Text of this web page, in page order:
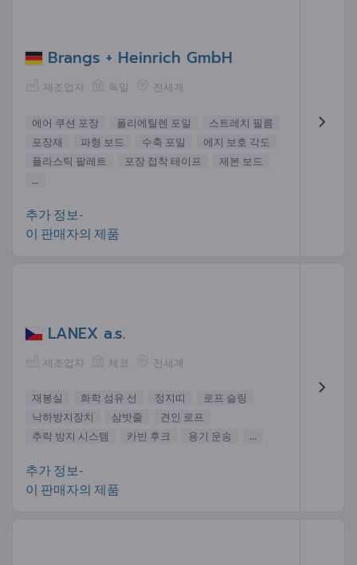
Brangs + Heinrich GmbH
제조업자 독일 전세계
에어 쿠션 포장 폴리에틸렌 포일
스트레치 필름
포장재
파형 보드 수축 포일
에지 보호 각도
플라스틱 팔레트
포장 접착 테이프
제본 보드
...
추가 정보-
이 판매자의 제품
LANEX a.s.
제조업자 체코 전세계
재봉실 화학 섬유 선 정지띠
로프 슬링
낙하방지장치
삼밧줄
견인 로프
추락 방지 시스템
카빈 후크 용기 운송 ...
추가 정보-
이 판매자의 제품